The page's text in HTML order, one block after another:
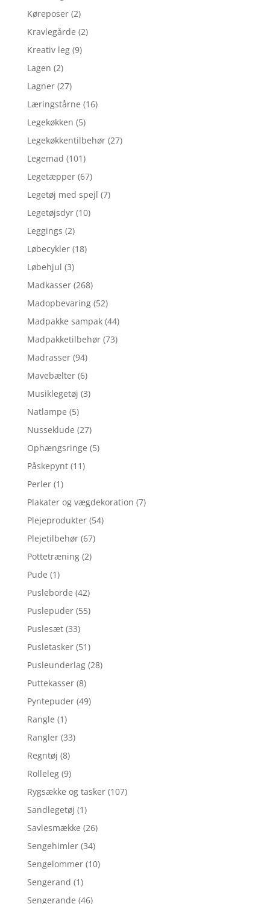
Køreposer (2)
Kravlegårde (2)
Kreativ leg (9)
Lagen (2)
Lagner (27)
Læringstårne (16)
Legekøkken (5)
Legekøkkentilbehør (27)
Legemad (101)
Legetæpper (67)
Legetøj med spejl (7)
Legetøjsdyr (10)
Leggings (2)
Løbecykler (18)
Løbehjul (3)
Madkasser (268)
Madopbevaring (52)
Madpakke sampak (44)
Madpakketilbehør (73)
Madrasser (94)
Mavebælter (6)
Musiklegetøj (3)
Natlampe (5)
Nusseklude (27)
Ophængsringe (5)
Påskepynt (11)
Perler (1)
Plakater og vægdekoration (7)
Plejeprodukter (54)
Plejetilbehør (67)
Pottetræning (2)
Pude (1)
Pusleborde (42)
Puslepuder (55)
Puslesæt (33)
Pusletasker (51)
Pusleunderlag (28)
Puttekasser (8)
Pyntepuder (49)
Rangle (1)
Rangler (33)
Regntøj (8)
Rolleleg (9)
Rygsække og tasker (107)
Sandlegetøj (1)
Savlesmække (26)
Sengehimler (34)
Sengelommer (10)
Sengerand (1)
Sengerande (46)